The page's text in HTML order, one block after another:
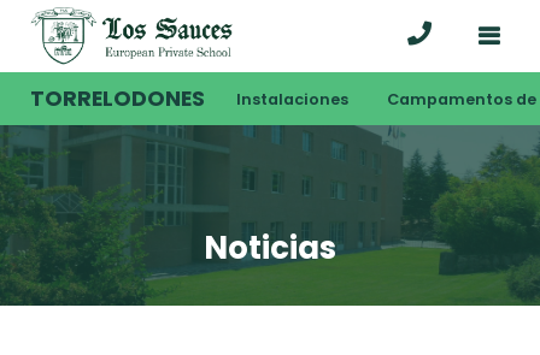
TORRELODONES Instalaciones Campamentos de
Noticias